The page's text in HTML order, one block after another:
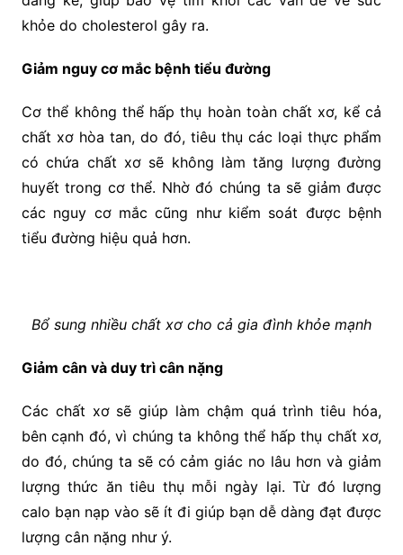
khỏe do cholesterol gây ra.
Giảm nguy cơ mắc bệnh tiểu đường
Cơ thể không thể hấp thụ hoàn toàn chất xơ, kể cả
chất xơ hòa tan, do đó, tiêu thụ các loại thực phẩm
có chứa chất xơ sẽ không làm tăng lượng đường
huyết trong cơ thể. Nhờ đó chúng ta sẽ giảm được
các nguy cơ mắc cũng như kiểm soát được bệnh
tiểu đường hiệu quả hơn.
Bổ sung nhiều chất xơ cho cả gia đình khỏe mạnh
Giảm cân và duy trì cân nặng
Các chất xơ sẽ giúp làm chậm quá trình tiêu hóa,
bên cạnh đó, vì chúng ta không thể hấp thụ chất xơ,
do đó, chúng ta sẽ có cảm giác no lâu hơn và giảm
lượng thức ăn tiêu thụ mỗi ngày lại. Từ đó lượng
calo bạn nạp vào sẽ ít đi giúp bạn dễ dàng đạt được
lượng cân nặng như ý.